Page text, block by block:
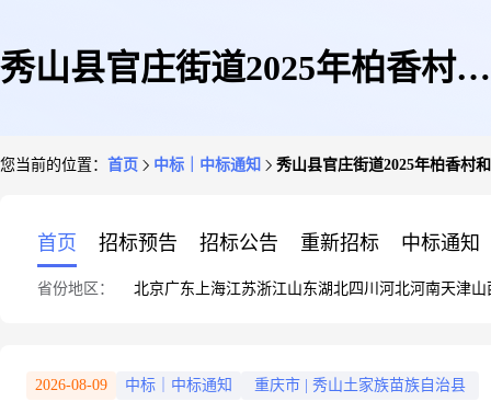
秀山县官庄街道2025年柏香村和
您当前的位置： 首页 中标｜中标通知 秀山县官庄街道2025年柏香村
首页 招标预告 招标公告 重新招标 中标通知
省份地区： 北京广东 上海江苏浙江山东湖北四川 河北河南天津山
2026-08-09 中标｜中标通知 重庆市 秀山土家族苗族自治县